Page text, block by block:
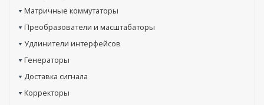
Матричные коммутаторы
Преобразователи и масштабаторы
Удлинители интерфейсов
Генераторы
Доставка сигнала
Корректоры